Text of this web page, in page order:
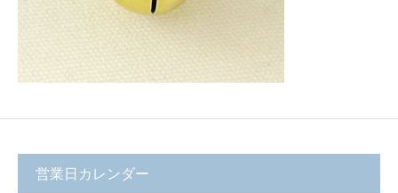
営業日カレンダー